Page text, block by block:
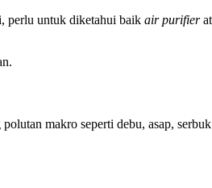
perlu untuk diketahui baik air purifier
makro seperti debu, asap,